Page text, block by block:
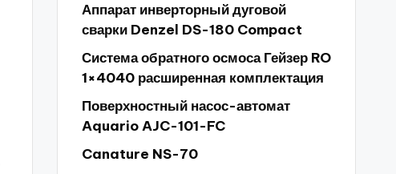
Аппарат инверторный дуговой
сварки Denzel DS-180 Compact
Система обратного осмоса Гейзер RO
1×4040 расширенная комплектация
Поверхностный насос-автомат
Aquario AJC-101-FC
Canature NS-70